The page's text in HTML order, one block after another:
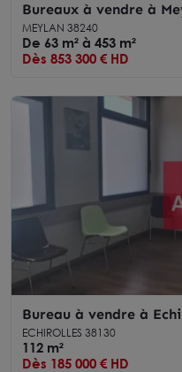
Bureaux à vendre à
parkings privatifs
MEYLAN 38240
De 63 m² à 453 m²
Dès 853 300 € HD
Bureau à vendre à
stratégique proche
ECHIROLLES 38130
112 m²
Dès 185 000 € HD